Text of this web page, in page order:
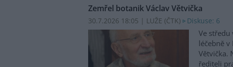
Zemřel botanik Václav Větvička
30.7.2026 18:05 | LUŽE (ČTK) Diskuse: 6
Ve středu
léčebně v
Větvička.
řediteli